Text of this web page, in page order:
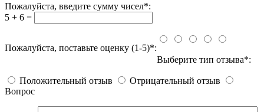
Пожалуйста, введите сумму чисел*:
5 + 6 =
Пожалуйста, поставьте оценку (1-5)*:
Выберите тип отзыва*:
Положительный отзыв
Отрицательный отзыв
Вопрос